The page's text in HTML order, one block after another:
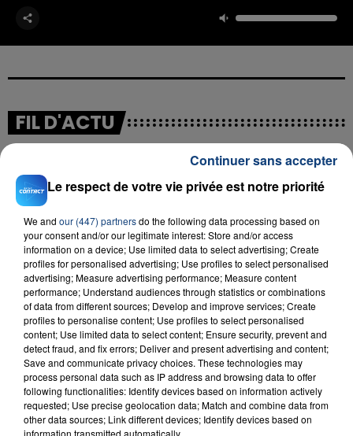
FIL D'ACTU
23 juillet 2026
INCENDIE MORTEL À LENS : UNE FEMME ET
SON BÉBÉ ENTRE LA VIE ET LA...
Un homme s'est immolé par le feu après avoir
aspergé sa compagne et leur bébé de trois mois
d'un liquide inflammable.
Le respect de votre vie privée est notre priorité
We and our (447) partnersdo the following data processing based on
your consent and/or our legitimate interest: Store and/or access
information on a device; Use limited data to select advertising; Create
profiles for personalised advertising; Use profiles to select personalised
advertising; Measure advertising performance; Measure content
performance; Understand audiences through statistics or combinations
of data from different sources; Develop and improve services; Create
profiles to personalise content; Use profiles to select personalised
content; Use limited data to select content; Ensure security, prevent and
detect fraud, and fix errors; Deliver and present advertising and content;
Save and communicate privacy choices. These technologies may
process personal data such as IP address and browsing data to offer
following functionalities: Identify devices based on information actively
requested; Use precise geolocation data; Match and combine data from
other data sources; Link different devices; Identify devices based on
information transmitted automatically.
Continuer sans accepter